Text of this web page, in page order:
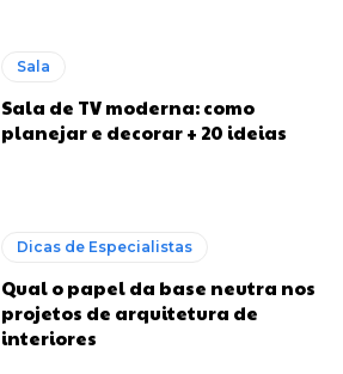
Sala
Sala de TV moderna: como
planejar e decorar + 20 ideias
Dicas de Especialistas
Qual o papel da base neutra nos
projetos de arquitetura de
interiores